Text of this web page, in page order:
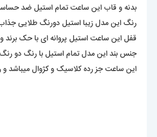
بدنه و قاب این ساعت تمام استیل ضد
رنگ این مدل زیبا استیل دورنگ طلایی
قفل این ساعت استیل پروانه ای با حک برند
جنس بند این مدل تمام استیل با رنگ دو
این ساعت جز رده کلاسیک و کژوال میباشد